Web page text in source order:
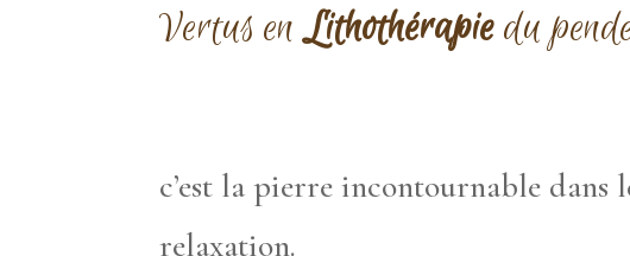
Vertus enLithothérapiedu
c’est la pierre incontournable
relaxation.